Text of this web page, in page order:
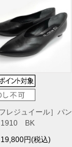
フレジュイール］パン
1910 BK
19,800円(税込)